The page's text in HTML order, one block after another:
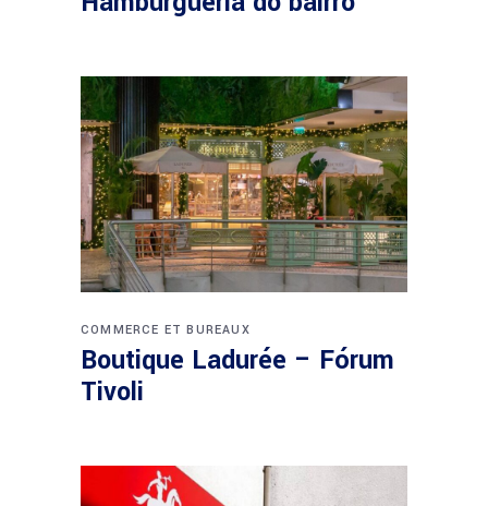
COMMERCE ET BUREAUX
Boutique Ladurée – Fórum
Tivoli